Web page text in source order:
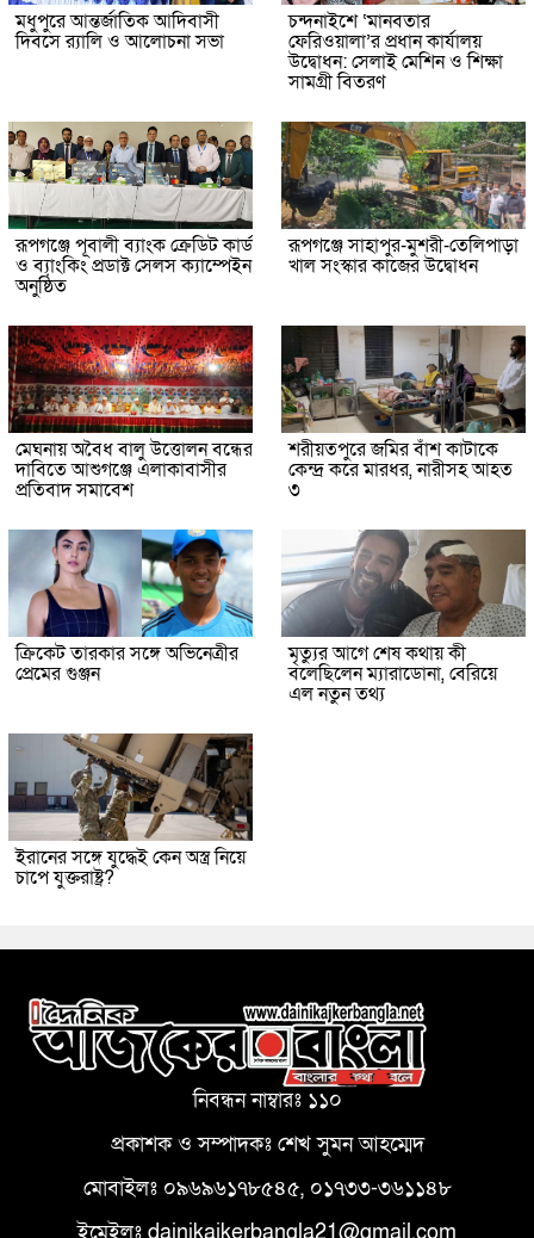
মধুপুরে আন্তর্জাতিক আদিবাসী
দিবসে র‍্যালি ও আলোচনা সভা
চন্দনাইশে ‘মানবতার
ফেরিওয়ালা’র প্রধান কার্যালয়
উদ্বোধন: সেলাই মেশিন ও শিক্ষা
সামগ্রী বিতরণ
রূপগঞ্জে পূবালী ব্যাংক ক্রেডিট কার্ড
ও ব্যাংকিং প্রডাক্ট সেলস ক্যাম্পেইন
অনুষ্ঠিত
রূপগঞ্জে সাহাপুর-মুশরী-তেলিপাড়া
খাল সংস্কার কাজের উদ্বোধন
মেঘনায় অবৈধ বালু উত্তোলন বন্ধের
দাবিতে আশুগঞ্জে এলাকাবাসীর
প্রতিবাদ সমাবেশ
শরীয়তপুরে জমির বাঁশ কাটাকে
কেন্দ্র করে মারধর, নারীসহ আহত
৩
ক্রিকেট তারকার সঙ্গে অভিনেত্রীর
প্রেমের গুঞ্জন
মৃত্যুর আগে শেষ কথায় কী
বলেছিলেন ম্যারাডোনা, বেরিয়ে
এল নতুন তথ্য
ইরানের সঙ্গে যুদ্ধেই কেন অস্ত্র নিয়ে
চাপে যুক্তরাষ্ট্র?
নিবন্ধন নাম্বারঃ ১১০
প্রকাশক ও সম্পাদকঃ শেখ সুমন আহম্মেদ
মোবাইলঃ ০৯৬৯৬১৭৮৫৪৫, ০১৭৩৩-৩৬১১৪৮